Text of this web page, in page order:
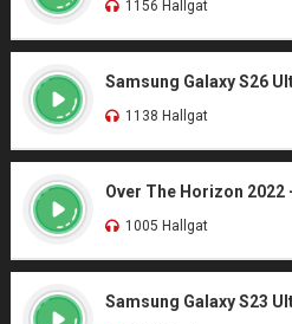
1156 Hallgat
Samsung Galaxy S26
1138 Hallgat
Over The Horizon 2022
1005 Hallgat
Samsung Galaxy S23